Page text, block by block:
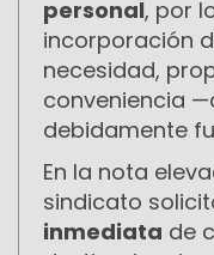
personal, por
incorporación
necesidad,
conveniencia
debidamente
En la nota
sindicato
inmediata de